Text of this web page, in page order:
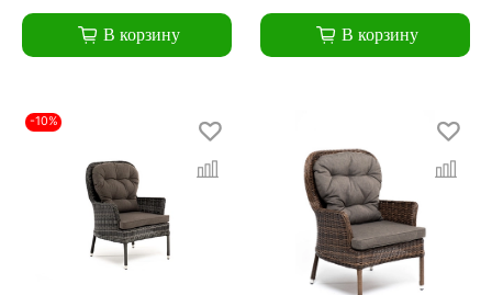
В корзину В корзину
-10%